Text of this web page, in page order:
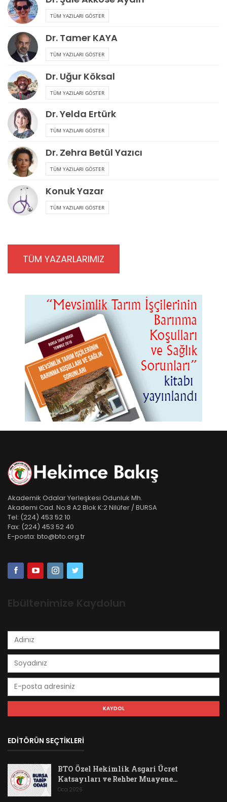
TÜM YAZILARI GÖSTER
Dr. Tamer KAYA
TÜM YAZILARI GÖSTER
Dr. Uğur Köksal
TÜM YAZILARI GÖSTER
Dr. Yelda Ertürk
TÜM YAZILARI GÖSTER
Dr. Zehra Betül Yazıcı
TÜM YAZILARI GÖSTER
Konuk Yazar
TÜM YAZILARI GÖSTER
TÜM YAZARLARIMIZ
Akademik Odalar Yerleşkesi Odunluk Mh.
Akademi Cad. No:8 A2 Blok K:2 Nilüfer / BURSA
Tel: (224) 453 52 10
Fax: (224) 453 52 40
E-posta: bto@bto.org.tr
Ebültenimize Kaydolun
EDİTÖRÜN SEÇTİKLERİ
BTO Özel Hekimlik Asgari Ücret
Katsayıları ve Rehber Muayene…
Oca 2026